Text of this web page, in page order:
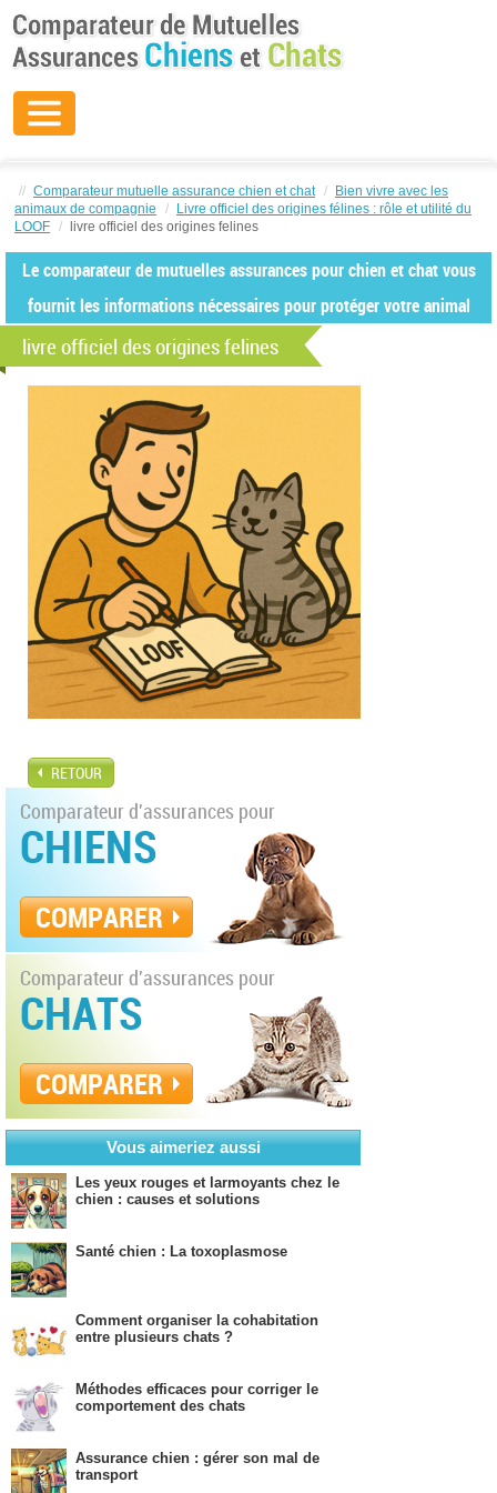
// Comparateur mutuelle assurance chien et chat /
Bien vivre avec les
animaux de compagnie
/
Livre officiel des origines félines : rôle et utilité du
LOOF / livre officiel des origines felines
Le comparateur de mutuelles assurances pour chien et chat vous
fournit les informations nécessaires pour protéger votre animal
livre officiel des origines felines
RETOUR
Comparateur d'assurances pour
CHIENS
COMPARER
Comparateur d'assurances pour
CHATS
COMPARER
Vous aimeriez aussi
Les yeux rouges et larmoyants chez le
chien : causes et solutions
Santé chien : La toxoplasmose
Comment organiser la cohabitation
entre plusieurs chats ?
Méthodes efficaces pour corriger le
comportement des chats
Assurance chien : gérer son mal de
transport